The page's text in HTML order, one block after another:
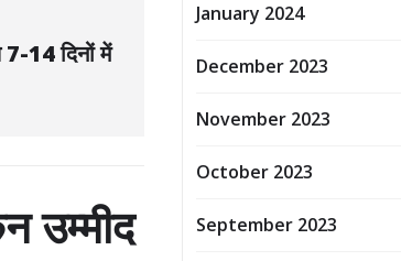
14 दिनों में
उम्मीद
January 2024
December 2023
November 2023
October 2023
September 2023